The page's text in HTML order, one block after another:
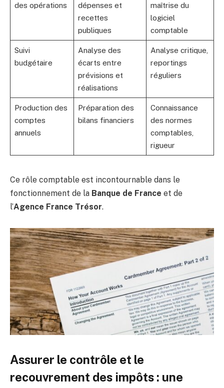
des opérations
dépenses et
recettes
publiques
maîtrise du
logiciel
comptable
Suivi
budgétaire
Analyse des
écarts entre
prévisions et
réalisations
Analyse critique,
reportings
réguliers
Production des
comptes
annuels
Préparation des
bilans financiers
Connaissance
des normes
comptables,
rigueur
Ce rôle comptable est incontournable dans le
fonctionnement de la Banque de France et de
l’Agence France Trésor.
Assurer le contrôle et le
recouvrement des impôts : une